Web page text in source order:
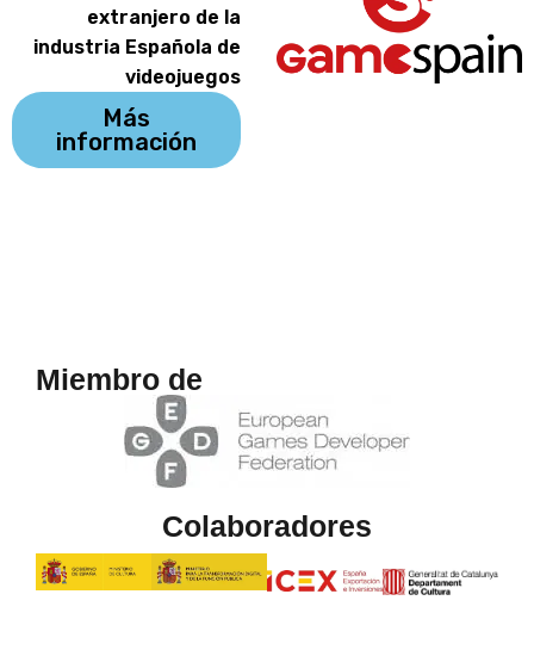
extranjero de la
industria Española de
videojuegos
Más
información
Miembro de
Colaboradores